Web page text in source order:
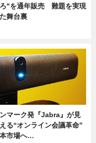
ろ"を通年販売 難題を実現
舞台裏
マーク発『Jabra』が見
る“オンライン会議革命”
市場へ…